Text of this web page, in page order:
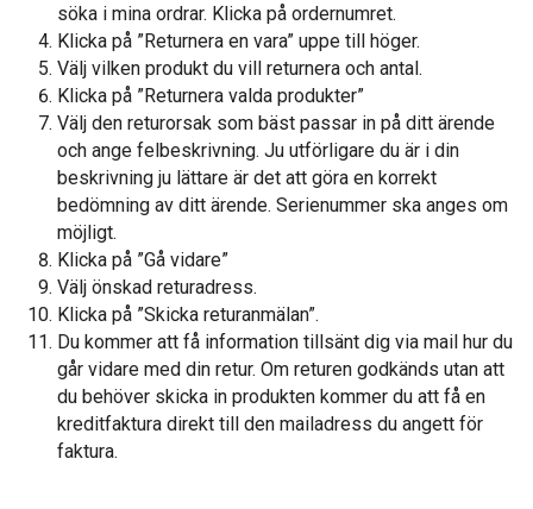
söka i mina ordrar. Klicka på ordernumret.
Klicka på ”Returnera en vara” uppe till höger.
Välj vilken produkt du vill returnera och antal.
Klicka på ”Returnera valda produkter”
Välj den returorsak som bäst passar in på ditt ärende
och ange felbeskrivning. Ju utförligare du är i din
beskrivning ju lättare är det att göra en korrekt
bedömning av ditt ärende. Serienummer ska anges om
möjligt.
Klicka på ”Gå vidare”
Välj önskad returadress.
Klicka på ”Skicka returanmälan”.
Du kommer att få information tillsänt dig via mail hur du
går vidare med din retur. Om returen godkänds utan att
du behöver skicka in produkten kommer du att få en
kreditfaktura direkt till den mailadress du angett för
faktura.